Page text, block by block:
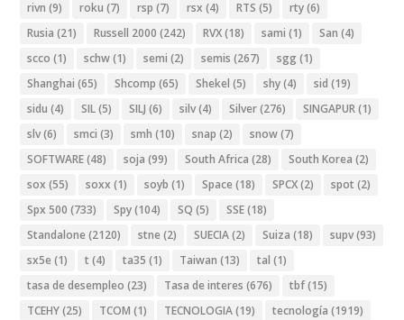
rivn (9) roku (7) rsp (7) rsx (4) RTS (5) rty(6)
Rusia (21) Russell 2000 (242) RVX(18) sami (1) San (4)
scco (1) schw(1) semi (2) semis (267) sgg (1)
Shanghai (65) Shcomp (65) Shekel (5) shy(4) sid (19)
sidu (4) SIL(5) SILJ (6) silv(4) Silver(276) SINGAPUR(1)
slv(6) smci (3) smh (10) snap (2) snow(7)
SOFTWARE(48) soja (99) South Africa (28) South Korea (2)
sox (55) soxx (1) soyb (1) Space (18) SPCX(2) spot (2)
Spx 500 (733) Spy(104) SQ (5) SSE(18)
Standalone (2120) stne (2) SUECIA(2) Suiza (18) supv(93)
sx5e (1) t (4) ta35 (1) Taiwan (13) tal (1)
tasa de desempleo (23) Tasa de interes (676) tbf(15)
TCEHY(25) TCOM (1) TECNOLOGIA(19) tecnología (1919)